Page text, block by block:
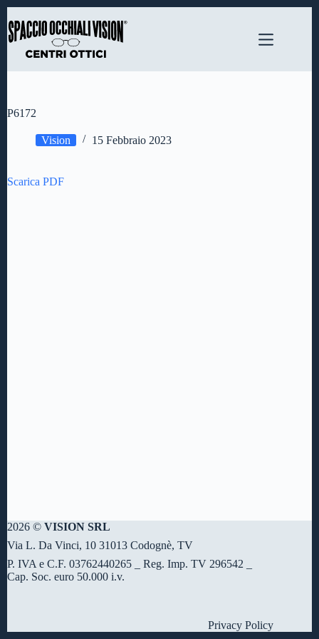
al
contenuto
P6172
Vision 15 Febbraio 2023
Scarica PDF
2026 © VISION SRL
Via L. Da Vinci, 10 31013 Codognè, TV
P. IVA e C.F. 03762440265 _ Reg. Imp. TV 296542 _
Cap. Soc. euro 50.000 i.v.
Privacy Policy